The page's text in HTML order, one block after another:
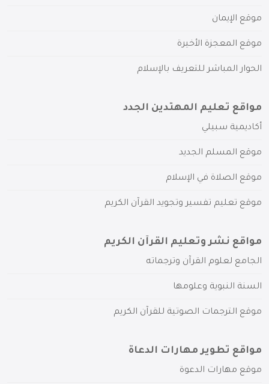
موقع الإيمان
موقع المعجزة الأخيرة
الحوار المباشر للتعريف بالإسلام
مواقع تعليم المهتدين الجدد
أكاديمية سبيلي
موقع المسلم الجديد
موقع الصلاة في الإسلام
موقع تعليم تفسير وتجويد القرآن الكريم
مواقع نشر وتعليم القرآن الكريم
الجامع لعلوم القرآن وترجماته
السنة النبوية وعلومها
موقع الترجمات الصوتية للقرآن الكريم
مواقع تطوير مهارات الدعاة
موقع مهارات الدعوة